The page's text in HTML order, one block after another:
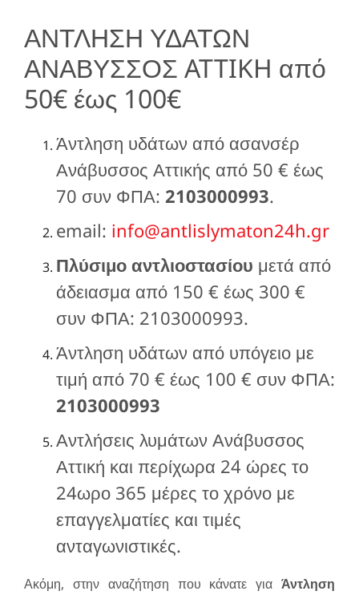
ΑΝΤΛΗΣΗ ΥΔΑΤΩΝ
ΑΝΑΒΥΣΣΟΣ ATTIKH από
50€ έως 100€
Άντληση υδάτων από ασανσέρ
Ανάβυσσος Αττικής από 50 € έως
70 συν ΦΠΑ: 2103000993.
email: info@antlislymaton24h.gr
Πλύσιμο αντλιοστασίου μετά από
άδειασμα από 150 € έως 300 €
συν ΦΠΑ: 2103000993.
Άντληση υδάτων από υπόγειο με
τιμή από 70 € έως 100 € συν ΦΠΑ:
2103000993
Αντλήσεις λυμάτων Ανάβυσσος
Αττική και περίχωρα 24 ώρες το
24ωρο 365 μέρες το χρόνο με
επαγγελματίες και τιμές
ανταγωνιστικές.
Ακόμη, στην αναζήτηση που κάνατε για Άντληση